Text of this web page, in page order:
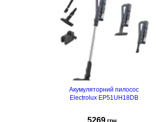
Акумуляторний пилосос
Electrolux EP51UH18DB